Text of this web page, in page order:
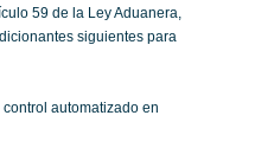
59 de la Ley Aduanera,
siguientes para
automatizado en